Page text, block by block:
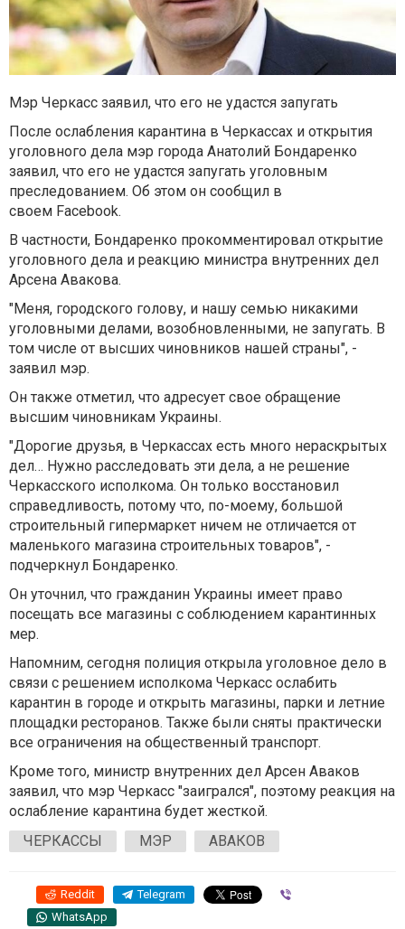
Мэр Черкасс заявил, что его не удастся запугать
После ослабления карантина в Черкассах и открытия
уголовного дела мэр города Анатолий Бондаренко
заявил, что его не удастся запугать уголовным
преследованием. Об этом он сообщил в
своем Facebook.
В частности, Бондаренко прокомментировал открытие
уголовного дела и реакцию министра внутренних дел
Арсена Авакова.
"Меня, городского голову, и нашу семью никакими
уголовными делами, возобновленными, не запугать. В
том числе от высших чиновников нашей страны", -
заявил мэр.
Он также отметил, что адресует свое обращение
высшим чиновникам Украины.
"Дорогие друзья, в Черкассах есть много нераскрытых
дел… Нужно расследовать эти дела, а не решение
Черкасского исполкома. Он только восстановил
справедливость, потому что, по-моему, большой
строительный гипермаркет ничем не отличается от
маленького магазина строительных товаров", -
подчеркнул Бондаренко.
Он уточнил, что гражданин Украины имеет право
посещать все магазины с соблюдением карантинных
мер.
Напомним, сегодня полиция открыла уголовное дело в
связи с решением исполкома Черкасс ослабить
карантин в городе и открыть магазины, парки и летние
площадки ресторанов. Также были сняты практически
все ограничения на общественный транспорт.
Кроме того, министр внутренних дел Арсен Аваков
заявил, что мэр Черкасс "заигрался", поэтому реакция на
ослабление карантина будет жесткой.
ЧЕРКАССЫ
МЭР АВАКОВ
Reddit Telegram
WhatsApp